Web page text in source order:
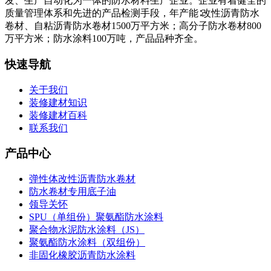
质量管理体系和先进的产品检测手段，年产能∶改性沥青防水
卷材、自粘沥青防水卷材1500万平方米；高分子防水卷材800
万平方米；防水涂料100万吨，产品品种齐全。
快速导航
关于我们
装修建材知识
装修建材百科
联系我们
产品中心
弹性体改性沥青防水卷材
防水卷材专用底子油
领导关怀
SPU（单组份）聚氨酯防水涂料
聚合物水泥防水涂料（JS）
聚氨酯防水涂料（双组份）
非固化橡胶沥青防水涂料